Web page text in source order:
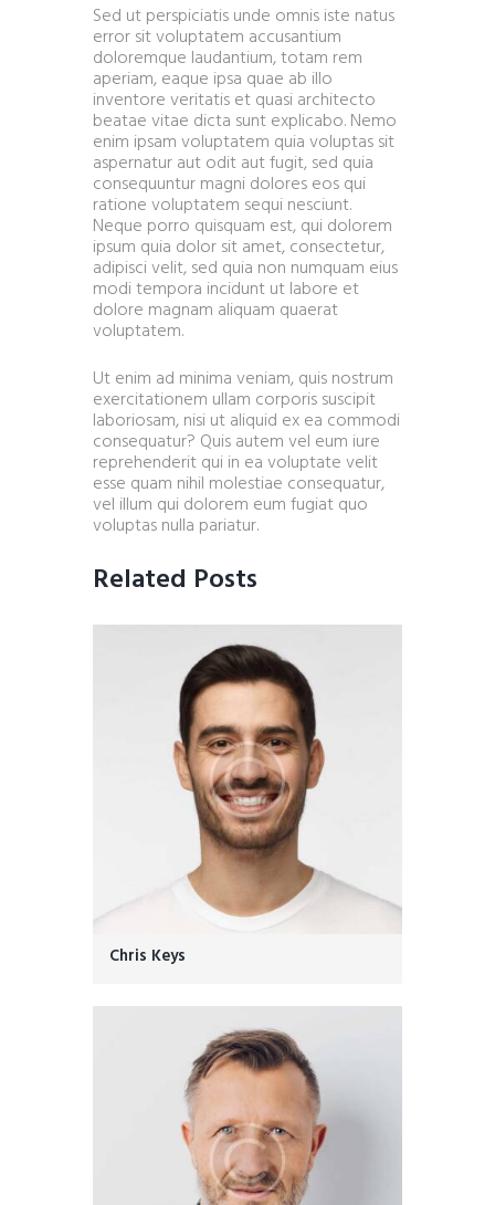
Sed ut perspiciatis unde omnis iste natus
error sit voluptatem accusantium
doloremque laudantium, totam rem
aperiam, eaque ipsa quae ab illo
inventore veritatis et quasi architecto
beatae vitae dicta sunt explicabo. Nemo
enim ipsam voluptatem quia voluptas sit
aspernatur aut odit aut fugit, sed quia
consequuntur magni dolores eos qui
ratione voluptatem sequi nesciunt.
Neque porro quisquam est, qui dolorem
ipsum quia dolor sit amet, consectetur,
adipisci velit, sed quia non numquam eius
modi tempora incidunt ut labore et
dolore magnam aliquam quaerat
voluptatem.
Ut enim ad minima veniam, quis nostrum
exercitationem ullam corporis suscipit
laboriosam, nisi ut aliquid ex ea commodi
consequatur? Quis autem vel eum iure
reprehenderit qui in ea voluptate velit
esse quam nihil molestiae consequatur,
vel illum qui dolorem eum fugiat quo
voluptas nulla pariatur.
Related Posts
Chris Keys